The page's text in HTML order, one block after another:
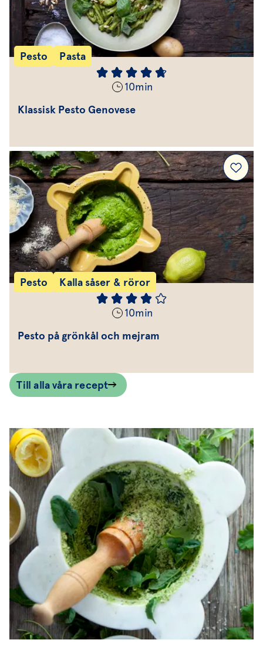
Pesto Pasta
10min
Klassisk Pesto Genovese
Pesto Kalla såser & röror
10min
Pesto på grönkål och mejram
Till alla våra recept